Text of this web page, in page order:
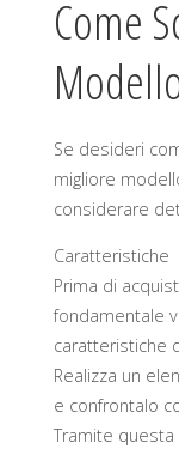
Come
Se desideri
migliore
considerare
Caratteristiche
Prima di
fondamentale
caratteristiche
Realizza un
e confrontalo
Tramite